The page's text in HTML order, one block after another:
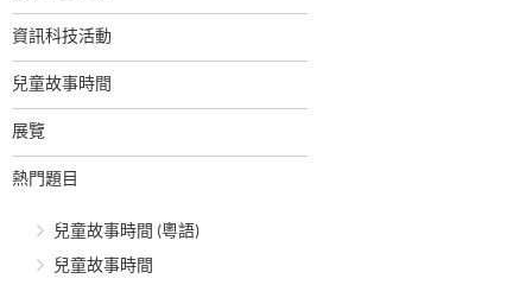
資訊科技活動
兒童故事時間
展覽
熱門題目
兒童故事時間 (粵語)
兒童故事時間